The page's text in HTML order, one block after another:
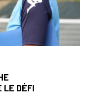
LE DÉFI